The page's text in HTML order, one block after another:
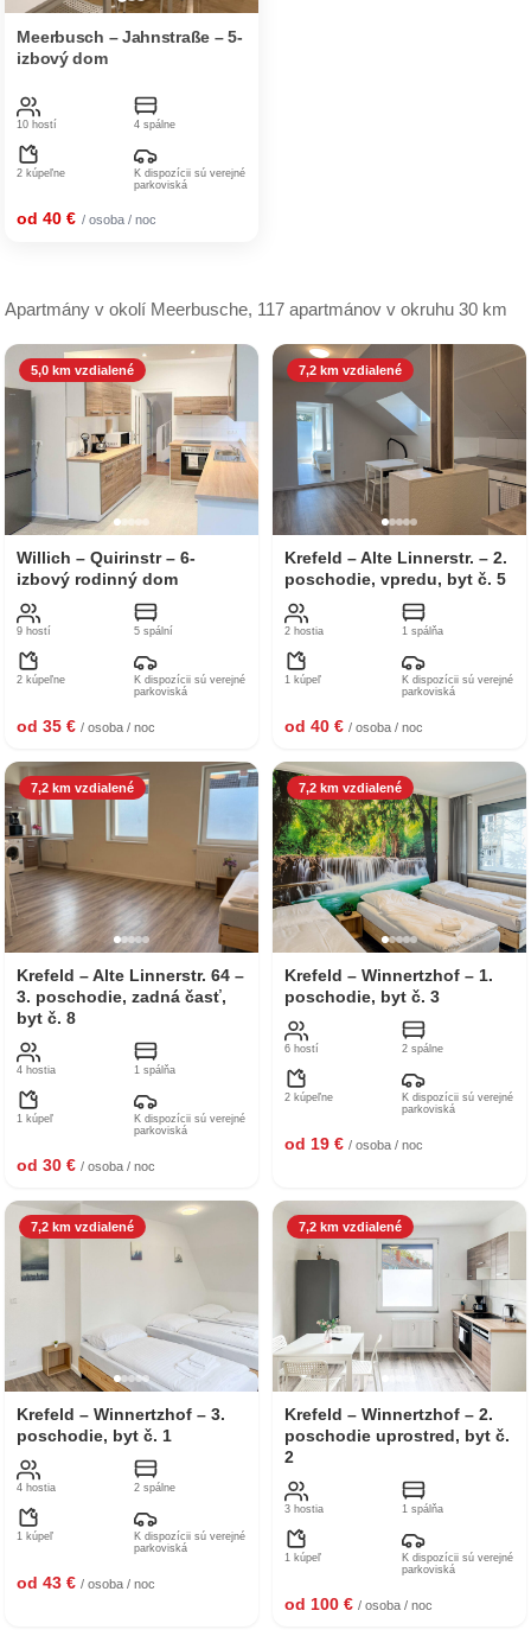
Meerbusch – Jahnstraße – 5-
izbový dom
10 hostí 4 spálne
2 kúpeľne
K dispozícii sú verejné
parkoviská
od 40 € / osoba / noc
Apartmány v okolí Meerbusche, 117 apartmánov v okruhu 30 km
5,0 km vzdialené
Willich – Quirinstr – 6-
izbový rodinný dom
9 hostí 5 spální
2 kúpeľne
K dispozícii sú verejné
parkoviská
od 35 € / osoba / noc
7,2 km vzdialené
Krefeld – Alte Linnerstr. – 2.
poschodie, vpredu, byt č. 5
2 hostia 1 spálňa
1 kúpeľ
K dispozícii sú verejné
parkoviská
od 40 € / osoba / noc
7,2 km vzdialené
Krefeld – Alte Linnerstr. 64 –
3. poschodie, zadná časť,
byt č. 8
4 hostia 1 spálňa
1 kúpeľ
K dispozícii sú verejné
parkoviská
od 30 € / osoba / noc
7,2 km vzdialené
Krefeld – Winnertzhof – 1.
poschodie, byt č. 3
6 hostí 2 spálne
2 kúpeľne
K dispozícii sú verejné
parkoviská
od 19 € / osoba / noc
7,2 km vzdialené
Krefeld – Winnertzhof – 3.
poschodie, byt č. 1
4 hostia 2 spálne
1 kúpeľ
K dispozícii sú verejné
parkoviská
od 43 € / osoba / noc
7,2 km vzdialené
Krefeld – Winnertzhof – 2.
poschodie uprostred, byt č.
2
3 hostia 1 spálňa
1 kúpeľ
K dispozícii sú verejné
parkoviská
od 100 € / osoba / noc